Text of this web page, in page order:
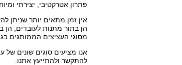
פתרון אטרקטיבי, יצירתי
אין זמן מתאים יותר שניתן
הן בתור מתנות לעובדים, הן
מסוגי העציצים הממותגים
אנו מציעים סוגים שונים של
להתקשר ולהתייעץ אתנו.